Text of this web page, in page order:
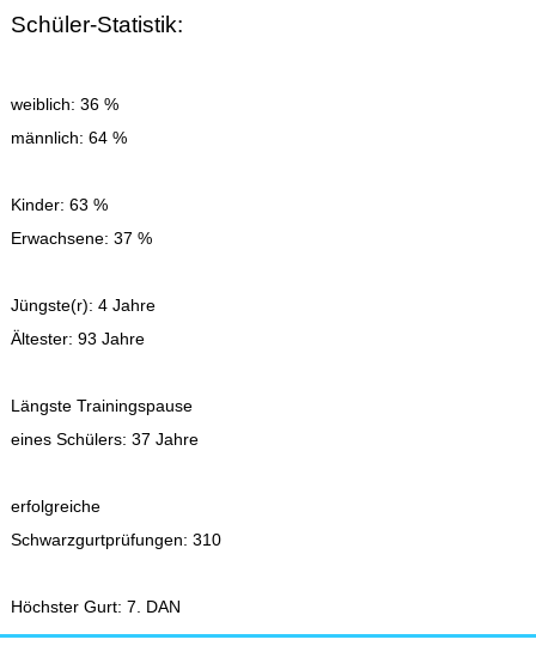
Schüler-Statistik:
weiblich: 36 %
männlich: 64 %
Kinder: 63 %
Erwachsene: 37 %
Jüngste(r): 4 Jahre
Ältester: 93 Jahre
Längste Trainingspause
eines Schülers: 37 Jahre
erfolgreiche
Schwarzgurtprüfungen: 310
Höchster Gurt: 7. DAN